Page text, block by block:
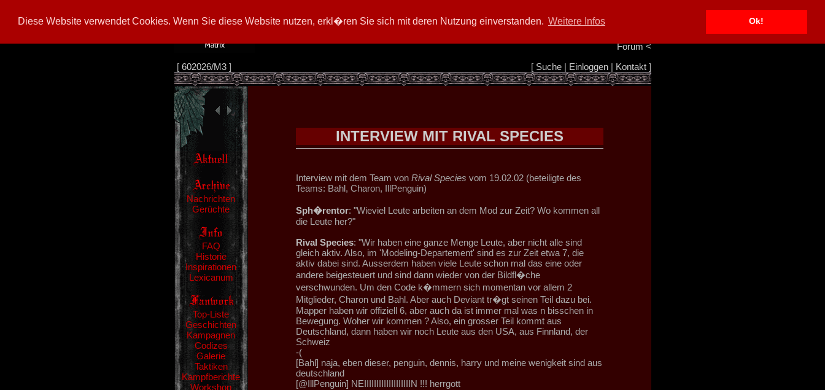
Diese Website verwendet Cookies. Wenn Sie diese Website nutzen, erkl�ren Sie sich mit deren Nutzung einverstanden. Weitere Infos Ok!
Info/Impressum
Forum<
[ 602026/M3] [ Suche| Einloggen| Kontakt]
Nachrichten
Gerüchte
FAQ
Historie
Inspirationen
Lexicanum
Top-Liste
Geschichten
Kampagnen
Codizes
Galerie
Taktiken
Kampfberichte
Workshop
INTERVIEW MIT RIVAL SPECIES
Interview mit dem Team von Rival Species vom 19.02.02 (beteiligte des
Teams: Bahl, Charon, IllPenguin)
Sph�rentor: "Wieviel Leute arbeiten an dem Mod zur Zeit? Wo kommen all
die Leute her?"
Rival Species: "Wir haben eine ganze Menge Leute, aber nicht alle sind
gleich aktiv. Also, im 'Modeling-Departement' sind es zur Zeit etwa 7, die
aktiv dabei sind. Ausserdem haben viele Leute schon mal das eine oder
andere beigesteuert und sind dann wieder von der Bildfl�che
verschwunden. Um den Code k�mmern sich momentan vor allem 2
Mitglieder, Charon und Bahl. Aber auch Deviant tr�gt seinen Teil dazu bei.
Mapper haben wir offiziell 6, aber auch da ist immer mal was n bisschen in
Bewegung. Woher wir kommen ? Also, ein grosser Teil kommt aus
Deutschland, dann haben wir noch Leute aus den USA, aus Finnland, der
Schweiz
-(
[Bahl] naja, eben dieser, penguin, dennis, harry und meine wenigkeit sind aus
deutschland
[@IllPenguin] NEIIIIIIIIIIIIIIIIIIIN !!! herrgott